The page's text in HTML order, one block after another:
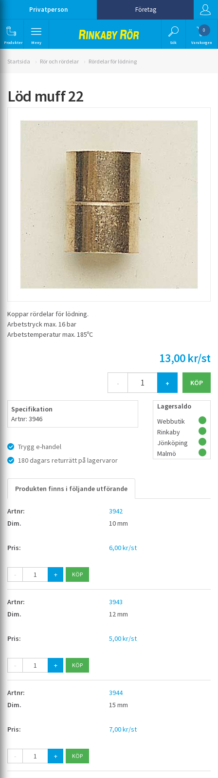
Privatperson Företag
Produkter Meny Sök
0
Varukorgen
Startsida Rör och rördelar Rördelar för lödning
Löd muff 22
Koppar rördelar för lödning.
Arbetstryck max. 16 bar
Arbetstemperatur max. 185ºC
13,00 kr/st
- +
Specifikation
Artnr: 3946
Trygg e-handel
180 dagars returrätt på lagervaror
Lagersaldo
Webbutik
Rinkaby
Jönköping
Malmö
Produkten finns i följande utförande
3942
10 mm
6,00 kr/st
- +
3943
12 mm
5,00 kr/st
- +
3944
15 mm
7,00 kr/st
- +